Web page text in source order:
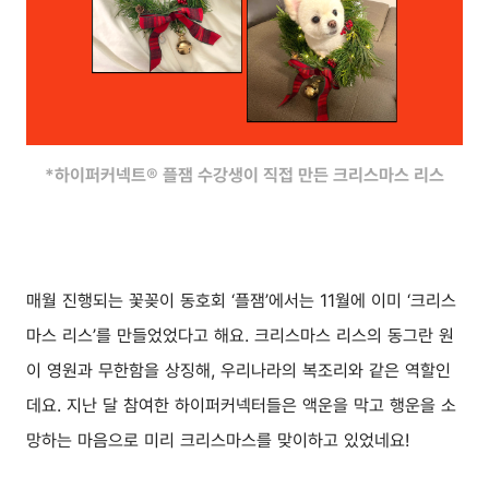
*하이퍼커넥트® 플잼 수강생이 직접 만든 크리스마스 리스
매월 진행되는 꽃꽂이 동호회 ‘플잼’에서는 11월에 이미 ‘크리스
마스 리스’를 만들었었다고 해요. 크리스마스 리스의 동그란 원
이 영원과 무한함을 상징해, 우리나라의 복조리와 같은 역할인
데요. 지난 달 참여한 하이퍼커넥터들은 액운을 막고 행운을 소
망하는 마음으로 미리 크리스마스를 맞이하고 있었네요!